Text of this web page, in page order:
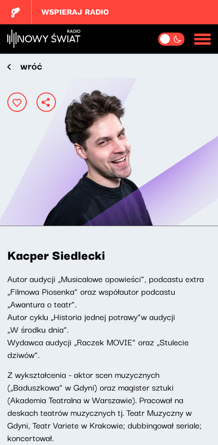
WSPIERAJ RADIO
wróć
Kacper Siedlecki
Autor audycji „Musicalowe opowieści”, podcastu extra
„Filmowa Piosenka” oraz współautor podcastu
„Awantura o teatr”.
Autor cyklu „Historia jednej potrawy”w audycji
„W środku dnia”.
Wydawca audycji „Raczek MOVIE” oraz „Stulecie
dziwów”.
Z wykształcenia - aktor scen muzycznych
(„Baduszkowa” w Gdyni) oraz magister sztuki
(Akademia Teatralna w Warszawie). Pracował na
deskach teatrów muzycznych tj. Teatr Muzyczny w
Gdyni, Teatr Variete w Krakowie; dubbingował seriale;
koncertował.